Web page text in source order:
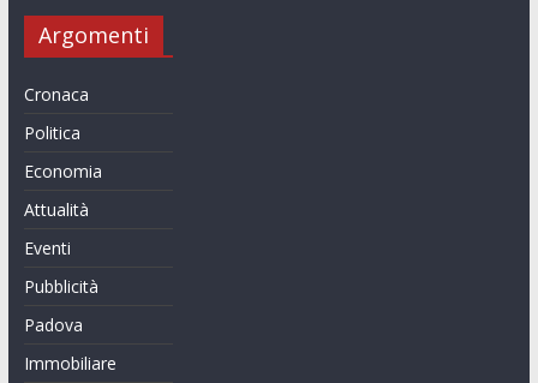
Argomenti
Cronaca
Politica
Economia
Attualità
Eventi
Pubblicità
Padova
Immobiliare